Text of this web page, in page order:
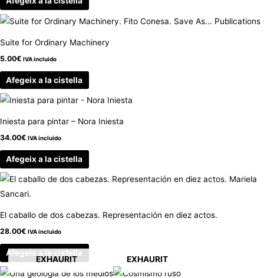
Suite for Ordinary Machinery
5.00€ IVA incluido
Afegeix a la cistella
Iniesta para pintar – Nora Iniesta
34.00€ IVA incluido
Afegeix a la cistella
El caballo de dos cabezas. Representación en diez actos.
28.00€ IVA incluido
Afegeix a la cistella
EXHAURIT EXHAURIT